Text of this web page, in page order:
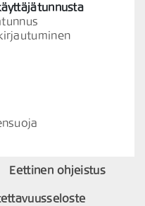
Eettinen ohjeistus